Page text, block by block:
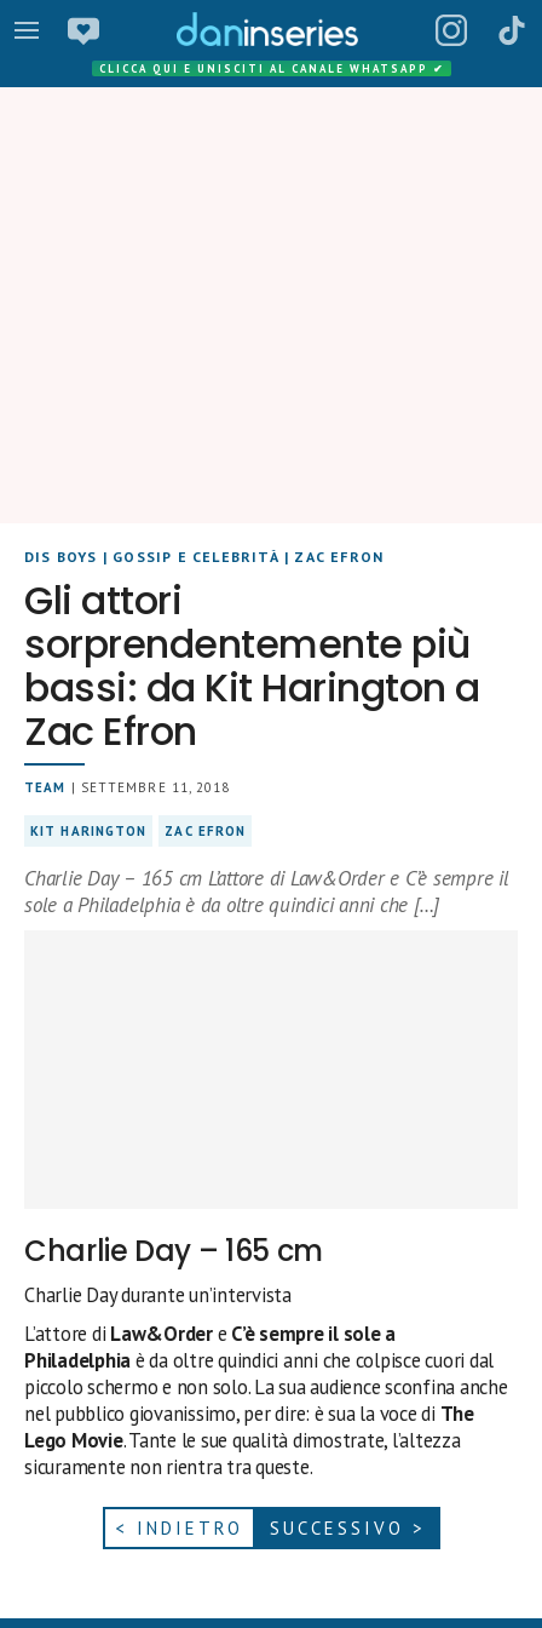
CLICCA QUI E UNISCITI AL CANALE WHATSAPP ✔
DIS BOYS | GOSSIP E CELEBRITÀ | ZAC EFRON
Gli attori
sorprendentemente più
bassi: da Kit Harington a
Zac Efron
TEAM | SETTEMBRE 11, 2018
KIT HARINGTON ZAC EFRON
Charlie Day – 165 cm L’attore di Law&Order e C’è sempre il
sole a Philadelphia è da oltre quindici anni che […]
Charlie Day – 165 cm
Charlie Day durante un’intervista
L’attore di Law&Ordere C’è sempre il sole a
Philadelphiaè da oltre quindici anni che colpisce cuori dal
piccolo schermo e non solo. La sua audience sconfina anche
nel pubblico giovanissimo, per dire: è sua la voce di The
Lego Movie. Tante le sue qualità dimostrate, l’altezza
sicuramente non rientra tra queste.
< INDIETRO SUCCESSIVO >